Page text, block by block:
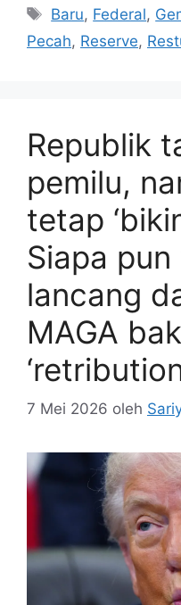
Tag
Baru, Federal,
Pecah, Reserve,
Republik
pemilu,
tetap
Siapa
lancang
MAGA
7 Mei 2026 oleh